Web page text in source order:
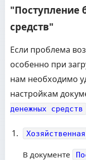
"Поступление
средств"
Если проблема
особенно при
нам необходимо
настройкам
денежных средств
В документе